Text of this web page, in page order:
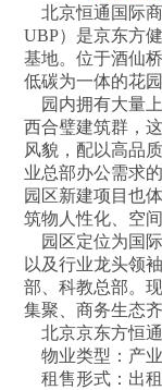
北京恒通国际
UBP）是京东方
基地。位于酒仙
低碳为一体的花
园内拥有大量
西合璧建筑群，
风貌，配以高品
业总部办公需求
园区新建项目也
筑物人性化、空
园区定位为国
以及行业龙头领
部、科教总部。
集聚、商务生态
北京京东方恒
物业类型：产
租售形式：出租